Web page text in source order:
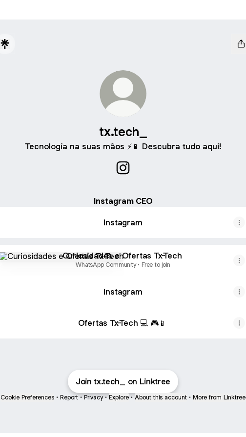
tx.tech_
Tecnologia na suas mãos ⚡️📱 Descubra tudo aqui!
Instagram CEO
Instagram
Curiosidades e Ofertas Tx-Tech
WhatsApp Community • Free to join
Instagram
Ofertas Tx-Tech 💻 🎮📱
Join tx.tech_ on Linktree
Cookie Preferences • Report • Privacy • Explore • About this account • More from Linktree